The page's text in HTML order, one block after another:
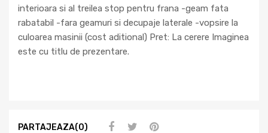
interioara si al treilea stop pentru frana -geam fata
rabatabil -fara geamuri si decupaje laterale -vopsire la
culoarea masinii (cost aditional) Pret: La cerere Imaginea
este cu titlu de prezentare.
PARTAJEAZA(0)